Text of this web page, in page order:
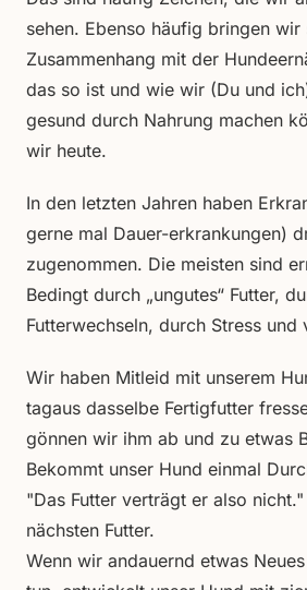
sehen. Ebenso häufig bringen wir
Zusammenhang mit der
das so ist und wie wir (Du und
gesund durch Nahrung machen
wir heute.
In den letzten Jahren haben
gerne mal Dauer-erkrankungen)
zugenommen. Die meisten sind
Bedingt durch „ungutes“ Futter,
Futterwechseln, durch Stress und
Wir haben Mitleid mit unserem
tagaus dasselbe Fertigfutter
gönnen wir ihm ab und zu etwas
Bekommt unser Hund einmal
"Das Futter verträgt er also
nächsten Futter.
Wenn wir andauernd etwas